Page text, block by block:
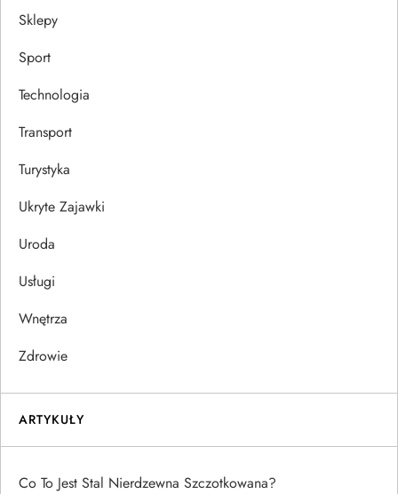
Sklepy
Sport
Technologia
Transport
Turystyka
Ukryte Zajawki
Uroda
Usługi
Wnętrza
Zdrowie
ARTYKUŁY
Co To Jest Stal Nierdzewna Szczotkowana?